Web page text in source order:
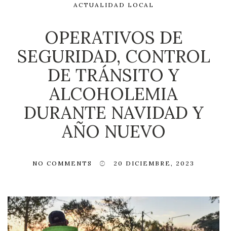
ACTUALIDAD LOCAL
OPERATIVOS DE
SEGURIDAD, CONTROL
DE TRÁNSITO Y
ALCOHOLEMIA
DURANTE NAVIDAD Y
AÑO NUEVO
NO COMMENTS 20 DICIEMBRE, 2023